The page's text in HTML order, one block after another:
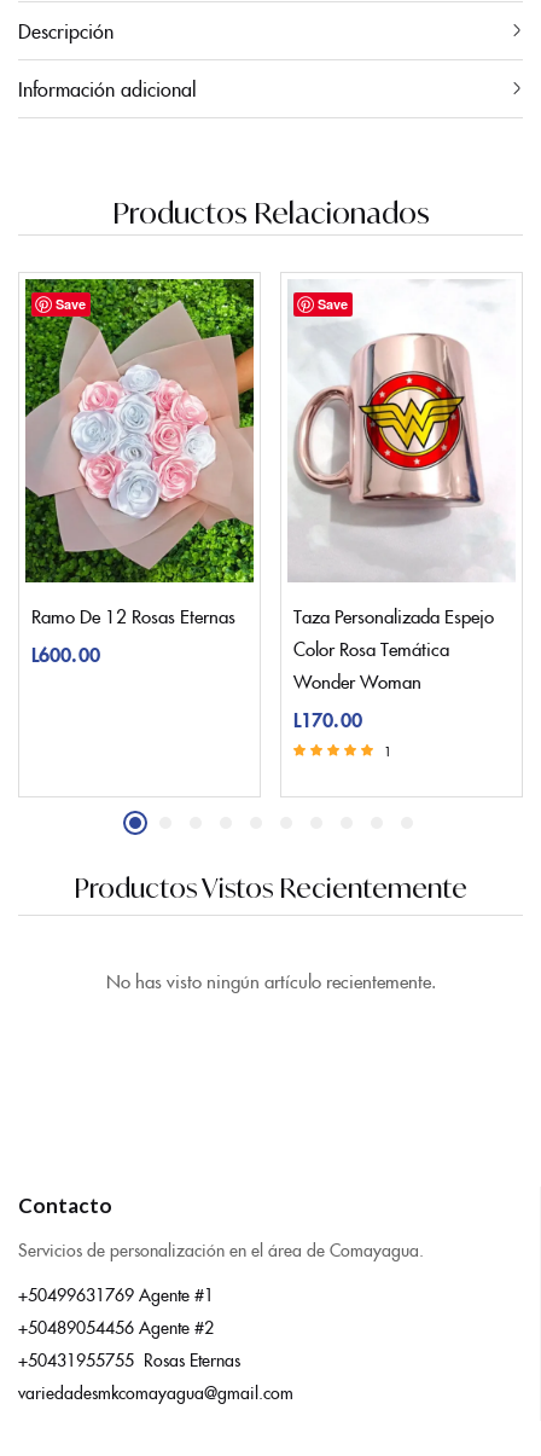
Descripción
Información adicional
Productos Relacionados
Save
Ramo De 12 Rosas Eternas
L600.00
Save
Taza Personalizada Espejo
Color Rosa Temática
Wonder Woman
L170.00
1
Productos Vistos Recientemente
No has visto ningún artículo recientemente.
Contacto
Servicios de personalización en el área de Comayagua.
+50499631769 Agente #1
+50489054456 Agente #2
+50431955755 Rosas Eternas
variedadesmkcomayagua@gmail.com